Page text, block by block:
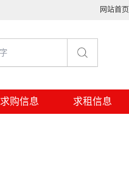
网站首页
求购信息 求租信息